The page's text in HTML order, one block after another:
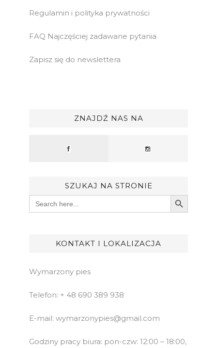
Regulamin i polityka prywatności
FAQ Najczęściej zadawane pytania
Zapisz się do newslettera
ZNAJDŹ NAS NA
SZUKAJ NA STRONIE
Search
for:
Search Button
KONTAKT I LOKALIZACJA
Wymarzony pies
Telefon: + 48 690 389 938
E-mail: wymarzonypies@gmail.com
Godziny pracy biura: pon-czw: 12:00 – 18:00,